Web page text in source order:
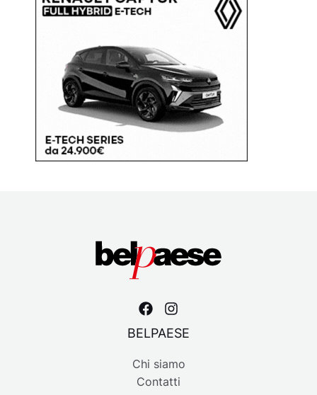
BELPAESE
Chi siamo
Contatti